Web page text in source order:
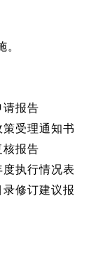
。
请报告
受理通知书
核报告
执行情况表
修订建议报